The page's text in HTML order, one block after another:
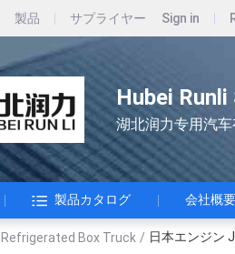
製品 サプライヤー Sign in
Hubei
湖北润力专用汽
製品カタログ 会社概要
Refrigerated Box Truck / 日本エンジン